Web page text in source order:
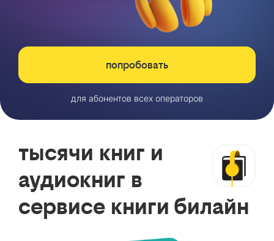
попробовать
для абонентов всех операторов
тысячи книг и
аудиокниг в
сервисе книги билайн